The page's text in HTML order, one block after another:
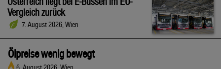
Vergleich zurück
7. August 2026, Wien
Ölpreise wenig bewegt